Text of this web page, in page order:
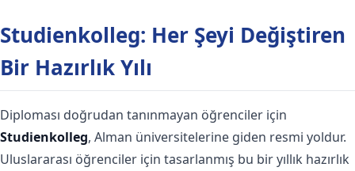
Studienkolleg: Her Şeyi Değiştiren
Bir Hazırlık Yılı
Diploması doğrudan tanınmayan öğrenciler için
Studienkolleg, Alman üniversitelerine giden resmi yoldur.
Uluslararası öğrenciler için tasarlanmış bu bir yıllık hazırlık